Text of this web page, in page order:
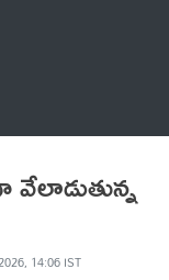
14:06 IST